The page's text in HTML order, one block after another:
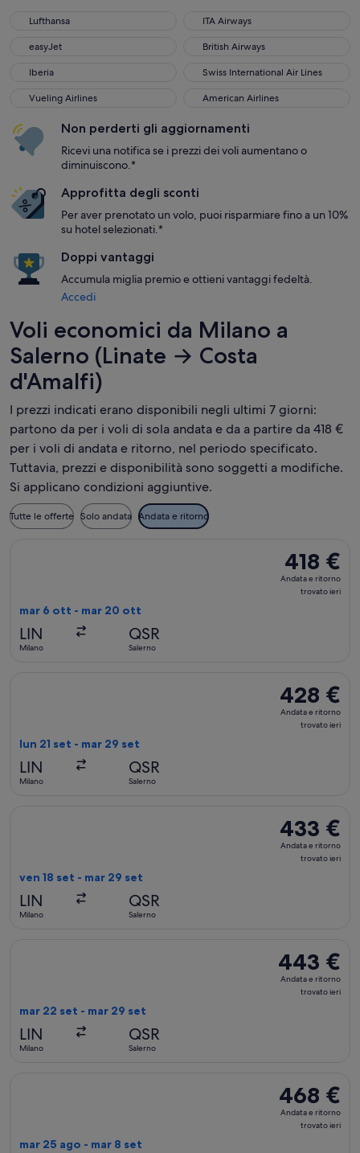
Lufthansa
Lufthansa ITA Airways
ITA Airways
easyJet
easyJet British Airways
British Airways
Iberia
Iberia Swiss International Air Lines
Swiss International Air Lines
Vueling Airlines
Vueling Airlines American Airlines
American Airlines
Non perderti gli aggiornamenti
Ricevi una notifica se i prezzi dei voli aumentano o
diminuiscono.*
Approfitta degli sconti
Per aver prenotato un volo, puoi risparmiare fino a un 10%
su hotel selezionati.*
Doppi vantaggi
Accumula miglia premio e ottieni vantaggi fedeltà.
Accedi
Voli economici da Milano a
Salerno (Linate → Costa
d'Amalfi)
I prezzi indicati erano disponibili negli ultimi 7 giorni:
partono da per i voli di sola andata e da a partire da 418 €
per i voli di andata e ritorno, nel periodo specificato.
Tuttavia, prezzi e disponibilità sono soggetti a modifiche.
Si applicano condizioni aggiuntive.
Tutte le offerte Solo andata Andata e ritorno
418 €
Andata
418 €
Andata e ritorno
trovato ieri
mar 6 ott - mar 20 ott
LIN
Milano
QSR
Salerno
428 €
Andata
428 €
Andata e ritorno
trovato ieri
lun 21 set - mar 29 set
LIN
Milano
QSR
Salerno
433 €
Andata
433 €
Andata e ritorno
trovato ieri
ven 18 set - mar 29 set
LIN
Milano
QSR
Salerno
443 €
Andata
443 €
Andata e ritorno
trovato ieri
mar 22 set - mar 29 set
LIN
Milano
QSR
Salerno
468 €
Andata
468 €
Andata e ritorno
trovato ieri
mar 25 ago - mar 8 set